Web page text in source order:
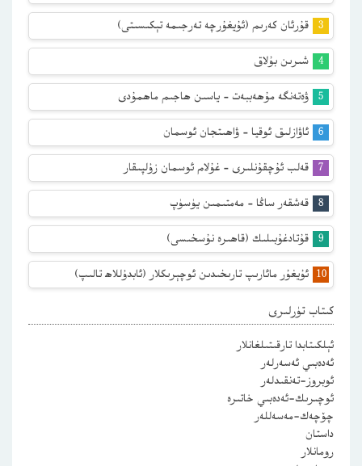
قۇرئان كەرىم (ئۇيغۇرچە تەرجىمە تېكىسىتى)
شىرىن بۇلاق
ۋەتەنگە مۇھەببەت – ياسىن ھاجىم ماھمۇدى
ئاۋازلىق ئوقيا – ۋاھىتجان ئوسمان
قەلب ئۇچقۇنلىرى – غۇلام ئوسمان زۇلپىقار
قەشقەر ساڭا – مەمتىمىن يۈسۈپ
قۇتادغۇبىلىك (قاھىرە نۇسخىسى)
ئۇيغۇر مائارىپ تارىخىدىن ئوچېرىكلار (ئابدۇللاھ تالىپ)
كىتاب تۈرلىرى
ئېلكىتابدا تارقىتىلغانلار
ئەدەبىي ئەسەرلەر
ئوبروز-تەنقىدلەر
ئوچىرىك-ئەدەبىي خاتىرە
چۆچەك-مەسەللەر
داستان
رومانلار